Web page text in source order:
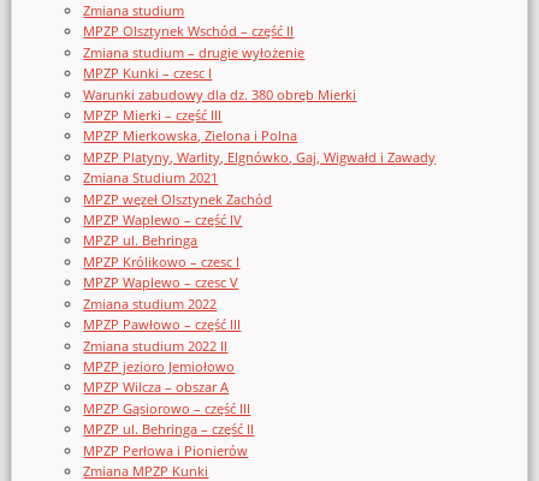
Zmiana studium
MPZP Olsztynek Wschód – część II
Zmiana studium – drugie wyłożenie
MPZP Kunki – czesc I
Warunki zabudowy dla dz. 380 obręb Mierki
MPZP Mierki – część III
MPZP Mierkowska, Zielona i Polna
MPZP Platyny, Warlity, Elgnówko, Gaj, Wigwałd i Zawady
Zmiana Studium 2021
MPZP węzeł Olsztynek Zachód
MPZP Waplewo – część IV
MPZP ul. Behringa
MPZP Królikowo – czesc I
MPZP Waplewo – czesc V
Zmiana studium 2022
MPZP Pawłowo – część III
Zmiana studium 2022 II
MPZP jezioro Jemiołowo
MPZP Wilcza – obszar A
MPZP Gąsiorowo – część III
MPZP ul. Behringa – część II
MPZP Perłowa i Pionierów
Zmiana MPZP Kunki